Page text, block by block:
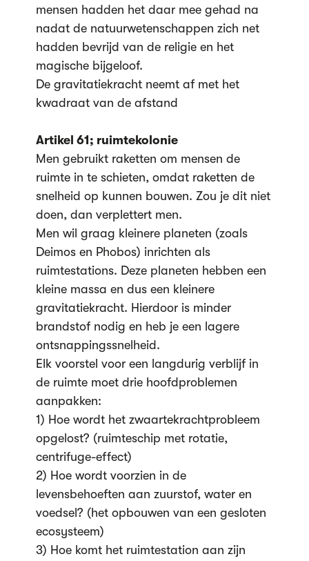
mensen hadden het daar mee gehad na
nadat de natuurwetenschappen zich net
hadden bevrijd van de religie en het
magische bijgeloof.
De gravitatiekracht neemt af met het
kwadraat van de afstand
Artikel 61; ruimtekolonie
Men gebruikt raketten om mensen de
ruimte in te schieten, omdat raketten de
snelheid op kunnen bouwen. Zou je dit niet
doen, dan verplettert men.
Men wil graag kleinere planeten (zoals
Deimos en Phobos) inrichten als
ruimtestations. Deze planeten hebben een
kleine massa en dus een kleinere
gravitatiekracht. Hierdoor is minder
brandstof nodig en heb je een lagere
ontsnappingssnelheid.
Elk voorstel voor een langdurig verblijf in
de ruimte moet drie hoofdproblemen
aanpakken:
1) Hoe wordt het zwaartekrachtprobleem
opgelost? (ruimteschip met rotatie,
centrifuge-effect)
2) Hoe wordt voorzien in de
levensbehoeften aan zuurstof, water en
voedsel? (het opbouwen van een gesloten
ecosysteem)
3) Hoe komt het ruimtestation aan zijn